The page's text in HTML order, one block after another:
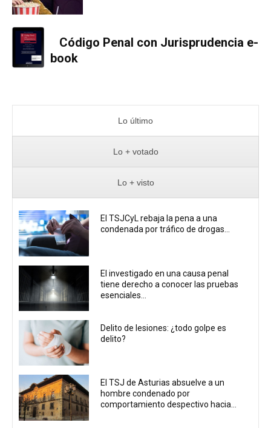
Código Penal con Jurisprudencia e-
book
Lo último
Lo + votado
Lo + visto
El TSJCyL rebaja la pena a una
condenada por tráfico de drogas...
El investigado en una causa penal
tiene derecho a conocer las pruebas
esenciales...
Delito de lesiones: ¿todo golpe es
delito?
El TSJ de Asturias absuelve a un
hombre condenado por
comportamiento despectivo hacia...